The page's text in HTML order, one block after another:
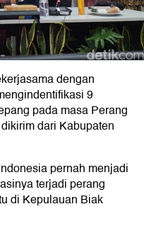
dengan
9
pada masa Perang
dari Kabupaten
pernah menjadi
terjadi perang
di Kepulauan Biak